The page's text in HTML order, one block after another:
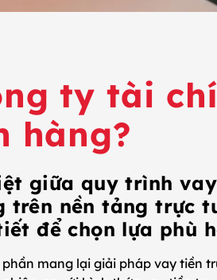
ty tài
hàng?
giữa quy trình
trên nền tảng trực
để chọn lựa phù
mang lại giải pháp vay tiền